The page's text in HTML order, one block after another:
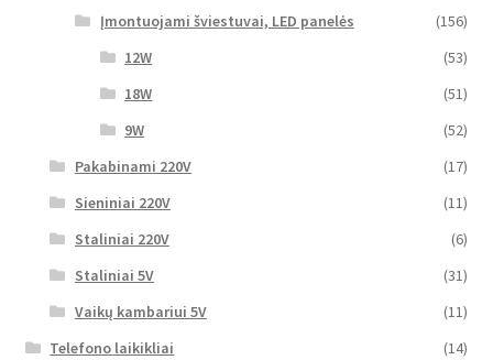
Įmontuojami šviestuvai, LED panelės
(156)
12W
(53)
18W
(51)
9W
(52)
Pakabinami 220V
(17)
Sieniniai 220V
(11)
Staliniai 220V
(6)
Staliniai 5V
(31)
Vaikų kambariui 5V
(11)
Telefono laikikliai
(14)